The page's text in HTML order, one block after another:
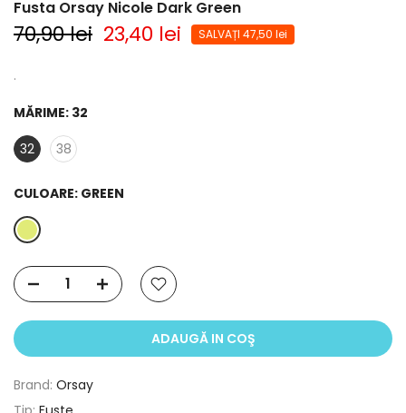
Fusta Orsay Nicole Dark Green
70,90 lei 23,40 lei SALVAȚI 47,50 lei
.
MĂRIME: 32
32
38
CULOARE: GREEN
ADAUGĂ IN COŞ
Brand: Orsay